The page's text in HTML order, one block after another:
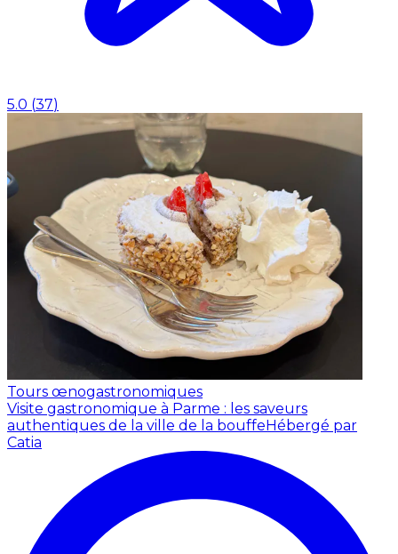
5.0 (37)
Tours œnogastronomiques
Visite gastronomique à Parme : les saveurs
authentiques de la ville de la bouffeHébergé par
Catia